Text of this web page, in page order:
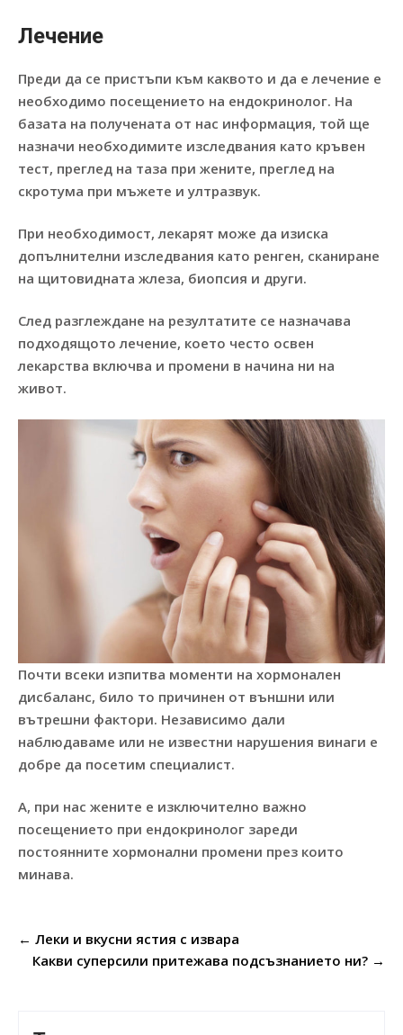
Лечение
Преди да се пристъпи към каквото и да е лечение е
необходимо посещението на ендокринолог. На
базата на получената от нас информация, той ще
назначи необходимите изследвания като кръвен
тест, преглед на таза при жените, преглед на
скротума при мъжете и ултразвук.
При необходимост, лекарят може да изиска
допълнителни изследвания като ренген, сканиране
на щитовидната жлеза, биопсия и други.
След разглеждане на резултатите се назначава
подходящото лечение, което често освен
лекарства включва и промени в начина ни на
живот.
Почти всеки изпитва моменти на хормонален
дисбаланс, било то причинен от външни или
вътрешни фактори. Независимо дали
наблюдаваме или не известни нарушения винаги е
добре да посетим специалист.
А, при нас жените е изключително важно
посещението при ендокринолог зареди
постоянните хормонални промени през които
минава.
Post
navigation
← Леки и вкусни ястия с извара
Какви суперсили притежава подсъзнанието ни? →